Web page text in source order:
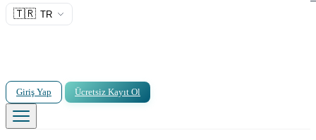
🇹🇷 TR
Giriş Yap Ücretsiz Kayıt Ol